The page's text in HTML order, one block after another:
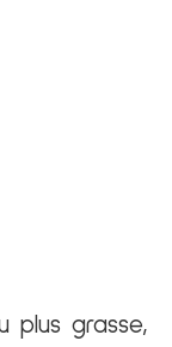
plus grasse,